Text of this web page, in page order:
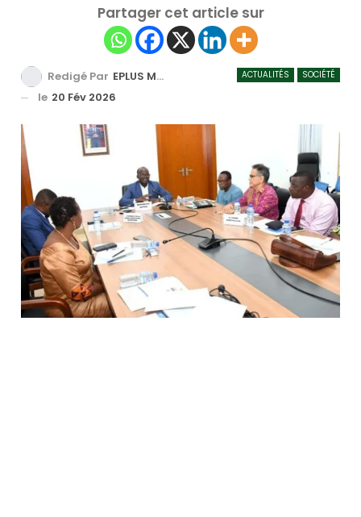
Partager cet article sur
ACTUALITÉS SOCIÉTÉ
Redigé Par EPLUS MEDIA TV
le 20 Fév 2026